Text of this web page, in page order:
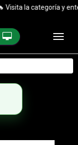
la categoría y